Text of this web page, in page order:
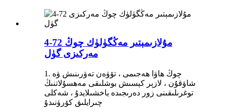
4-72 مۇلازىمېتىر مەڭگۈلۈك چوڭ
مەركىزى گۈل
1. چوڭ ھاۋا ھەجىمى ، تۆۋەن تەۋرىنىش ۋە
شاۋقۇن ، لازېر كېسىش بوشلىقى مەھسۇلاتنىڭ
توغرىلىقىنى زور دەرىجىدە ياخشىلايدۇ ، شەكلى
چىرايلىق كۆرۈنىدۇ